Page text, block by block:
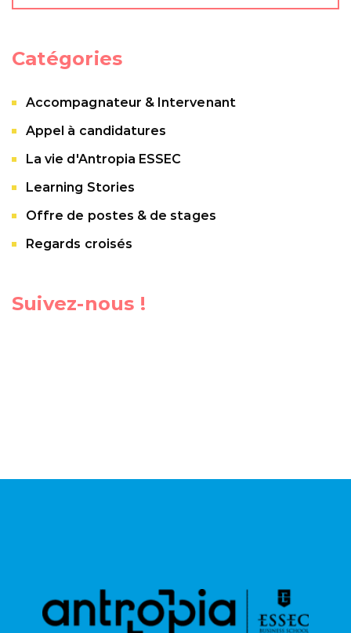
Catégories
Accompagnateur & Intervenant
Appel à candidatures
La vie d'Antropia ESSEC
Learning Stories
Offre de postes & de stages
Regards croisés
Suivez-nous !